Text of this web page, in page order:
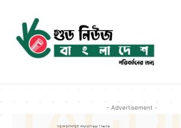
- Advertisement -